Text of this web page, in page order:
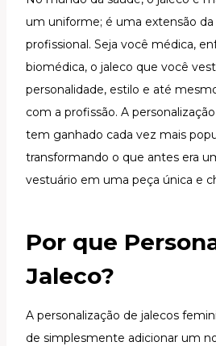
um uniforme; é uma extensão
profissional. Seja você médica,
biomédica, o jaleco que você
personalidade, estilo e até
com a profissão. A
tem ganhado cada vez mais
transformando o que antes era
vestuário em uma peça única e
Por que
Jaleco?
A personalização de jalecos
de simplesmente adicionar um